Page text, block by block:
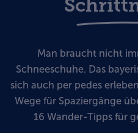
Man braucht nicht
Schneeschuhe. Das
sich auch per pedes
Wege für Spaziergänge
16 Wander-Tipps für